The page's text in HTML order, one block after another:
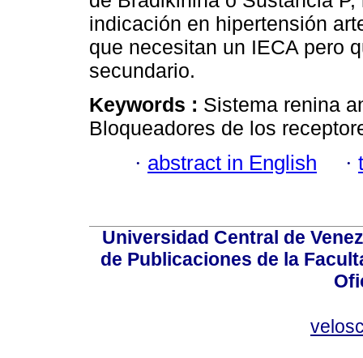
indicación en hipertensión
que necesitan un IECA pero
secundario.
Keywords : Sistema renina
Bloqueadores de los
· abstract in English ·
Universidad Central de
de Publicaciones de la